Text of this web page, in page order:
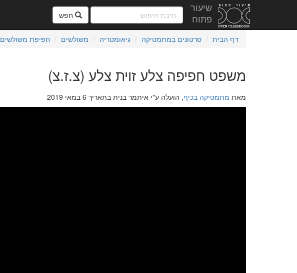
שיעור
פתוח
חפש
דף הבית סרטונים במתמטיקה גיאומטריה משולשים חפיפת משולשים
משפט חפיפה צלע זוית צלע (צ.ז.צ)
מאת מתמטיקה בכיף, הועלה ע"י איתמר בנית בתאריך 6 במאי 2019